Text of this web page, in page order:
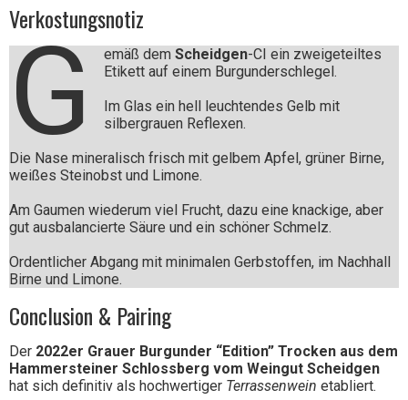
Verkostungsnotiz
G emäß demScheidgen-CI ein zweigeteiltes
Etikett auf einem Burgunderschlegel.
Im Glas ein hell leuchtendes Gelb mit
silbergrauen Reflexen.
Die Nase mineralisch frisch mit gelbem Apfel, grüner Birne,
weißes Steinobst und Limone.
Am Gaumen wiederum viel Frucht, dazu eine knackige, aber
gut ausbalancierte Säure und ein schöner Schmelz.
Ordentlicher Abgang mit minimalen Gerbstoffen, im Nachhall
Birne und Limone.
Conclusion & Pairing
Der 2022er Grauer Burgunder “Edition” Trocken aus dem
Hammersteiner Schlossberg vom Weingut Scheidgen
hat sich definitiv als hochwertiger Terrassenwein etabliert.